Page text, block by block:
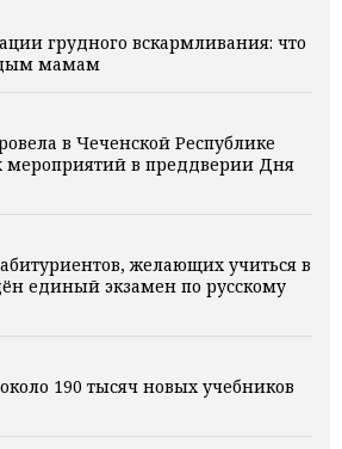
грудного вскармливания: что
мамам
в Чеченской Республике
мероприятий в преддверии Дня
желающих учиться в
единый экзамен по русскому
190 тысяч новых учебников